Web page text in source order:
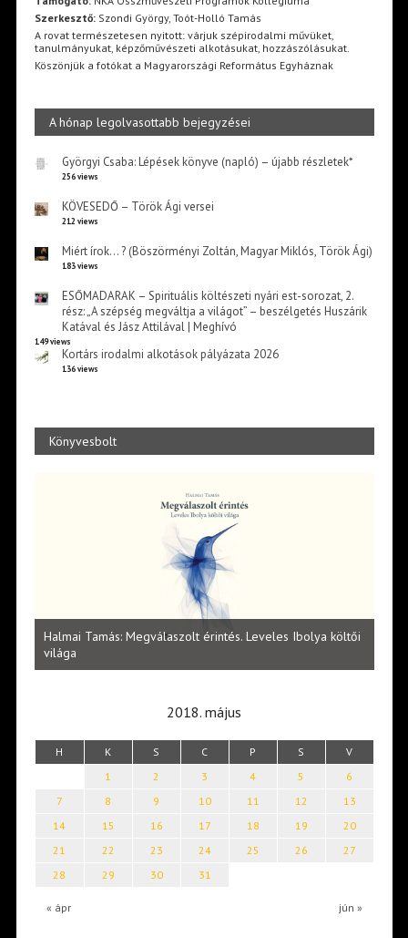
Szerkesztő:Szondi György, Toót-Holló Tamás
A rovat természetesen nyitott: várjuk szépirodalmi művüket,
tanulmányukat, képzőművészeti alkotásukat, hozzászólásukat.
Köszönjük a fotókat a Magyarországi Református Egyháznak
A hónap legolvasottabb bejegyzései
Györgyi Csaba: Lépések könyve (napló) – újabb részletek*
256 views
KÖVESEDŐ – Török Ági versei
212 views
Miért írok… ? (Böszörményi Zoltán, Magyar Miklós, Török Ági)
183 views
ESŐMADARAK – Spirituális költészeti nyári est-sorozat, 2.
rész: „A szépség megváltja a világot” – beszélgetés Huszárik
Katával és Jász Attilával | Meghívó
149 views
Kortárs irodalmi alkotások pályázata 2026
136 views
Könyvesbolt
Halmai Tamás: Megválaszolt érintés. Leveles Ibolya költői
világa
2018. május
H K S C P S V
« ápr jún »
1 2 3 4 5
6
7
8 9 10 11 12
13
14
15 16 17 18 19
20
21
22 23 24 25 26
27
28
29 30 31